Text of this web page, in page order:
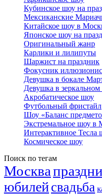
Кубинское шоу на
Мексиканские
Китайское шоу в
Японское шоу на
Оригинальный жанр
Карлики и лилипуты
Шаржист на праздник
Фокусник
Девушка в бокале
Девушка в зеркальном
Акробатическое шоу
Футбольный фристайл
Шоу «Баланс
Экстремальное шоу в
Интерактивное Тесла
Космическое шоу
Поиск по тегам
Москва
юбилейсвадьба